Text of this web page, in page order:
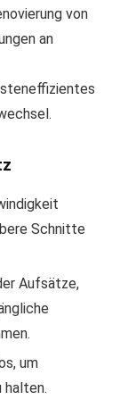
von
an
Schnitte
Aufsätze,
um
halten.